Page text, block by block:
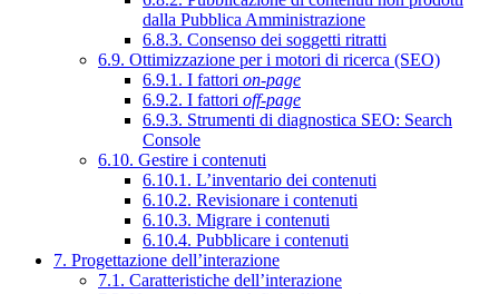
dalla Pubblica Amministrazione
6.8.3. Consenso dei soggetti ritratti
6.9. Ottimizzazione per i motori di ricerca (SEO)
6.9.1. I fattori on-page
6.9.2. I fattori off-page
6.9.3. Strumenti di diagnostica SEO: Search
Console
6.10. Gestire i contenuti
6.10.1. L’inventario dei contenuti
6.10.2. Revisionare i contenuti
6.10.3. Migrare i contenuti
6.10.4. Pubblicare i contenuti
7. Progettazione dell’interazione
7.1. Caratteristiche dell’interazione